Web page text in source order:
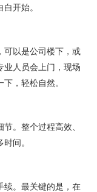
开始。
以是公司楼下，或
业人员会上门，现场
，轻松自然。
。整个过程高效、
间。
续。最关键的是，在